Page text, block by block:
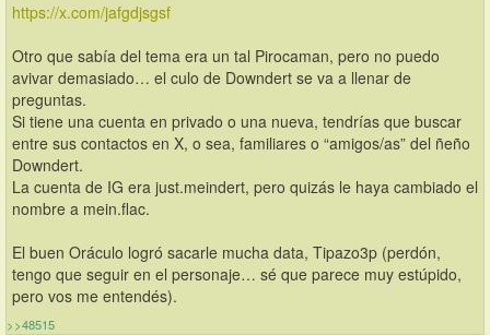
https://x.com/jafgdjsgsf
Otro que sabía del tema era un tal Pirocaman, pero no puedo
avivar demasiado… el culo de Downdert se va a llenar de
preguntas.
Si tiene una cuenta en privado o una nueva, tendrías que buscar
entre sus contactos en X, o sea, familiares o “amigos/as” del ñeño
Downdert.
La cuenta de IG era just.meindert, pero quizás le haya cambiado el
nombre a mein.flac.
El buen Oráculo logró sacarle mucha data, Tipazo3p (perdón,
tengo que seguir en el personaje… sé que parece muy estúpido,
pero vos me entendés).
>>48515